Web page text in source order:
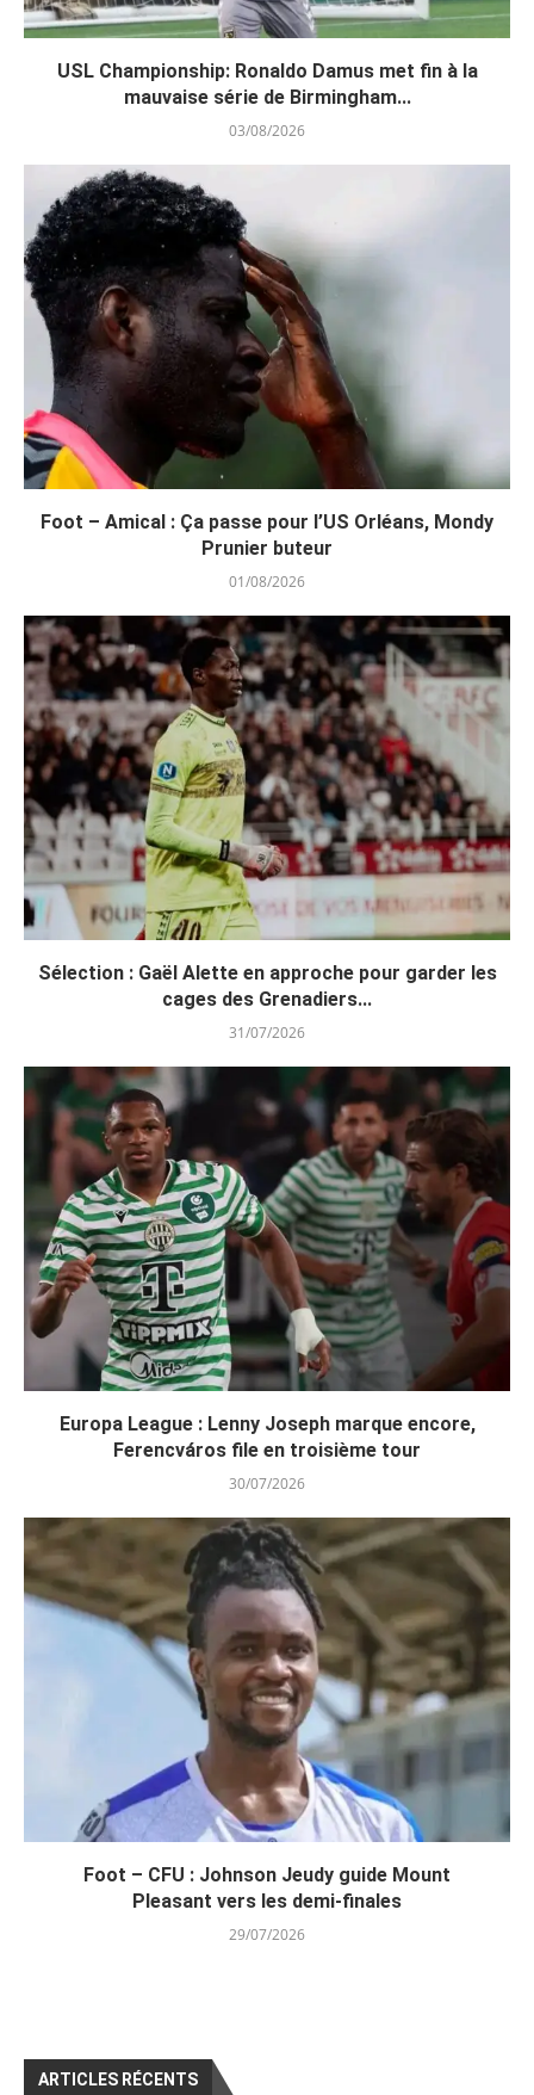
USL Championship: Ronaldo Damus met fin à la
mauvaise série de Birmingham...
03/08/2026
Foot – Amical : Ça passe pour l’US Orléans, Mondy
Prunier buteur
01/08/2026
Sélection : Gaël Alette en approche pour garder les
cages des Grenadiers...
31/07/2026
Europa League : Lenny Joseph marque encore,
Ferencváros file en troisième tour
30/07/2026
Foot – CFU : Johnson Jeudy guide Mount
Pleasant vers les demi-finales
29/07/2026
ARTICLES RÉCENTS